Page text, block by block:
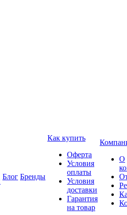
Блог Бренды
Как купить
Оферта
Условия
оплаты
Условия
доставки
Гарантия
на товар
О